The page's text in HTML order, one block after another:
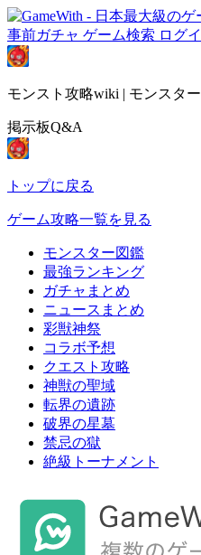
事前ガチャ ゲーム検索 ログ
モンスト攻略wiki | モンスタ
掲示板Q&A
トップに戻る
ゲーム攻略一覧を見る
モンスター図鑑
最強ランキング
ガチャまとめ
ニュースまとめ
彩獣神祭
コラボ予想
クエスト攻略
神獣の聖域
転界の遺跡
破界の星墓
禁忌の獄
絶級トーナメント